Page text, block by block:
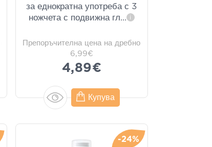
за еднократна употреба с 3
ножчета с подвижна гл... i
Препоръчителна цена на дребно
6,99€
4,89€
Купува
-24%